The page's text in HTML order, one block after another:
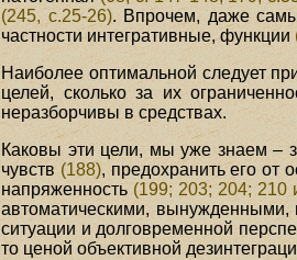
(245, с.25-26). Впрочем, даже
частности интегративные, функции
Наиболее оптимальной следует
целей, сколько за их
неразборчивы в средствах.
Каковы эти цели, мы уже знаем –
чувств(188), предохранить его от
напряженность(199; 203; 204; 210
автоматическими, вынужденными,
ситуации и долговременной
то ценой объективной